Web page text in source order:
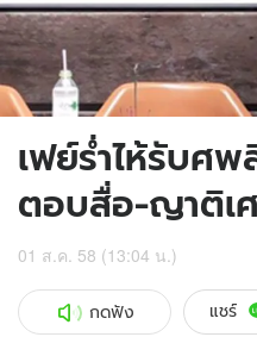
เฟย์ร่ำไห้รับศ
ตอบสื่อ-ญาติเ
01 ส.ค. 58 (13:04 น.)
กดฟัง แชร์